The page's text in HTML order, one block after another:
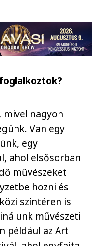
mivel nagyon
Van egy
egy
ahol elsősorban
művészeket
hozni és
színtéren is
művészeti
például az Art